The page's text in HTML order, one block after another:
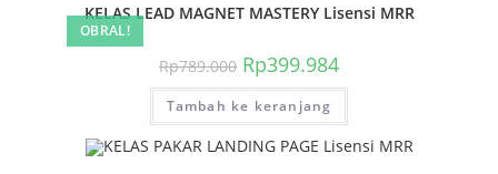
OBRAL!
KELAS LEAD MAGNET MASTERY Lisensi MRR
Rp789.000 Harga
aslinya
adalah:
Rp789.000.
Rp399.984saat
ini
Rp399.984.
Tambah ke keranjang